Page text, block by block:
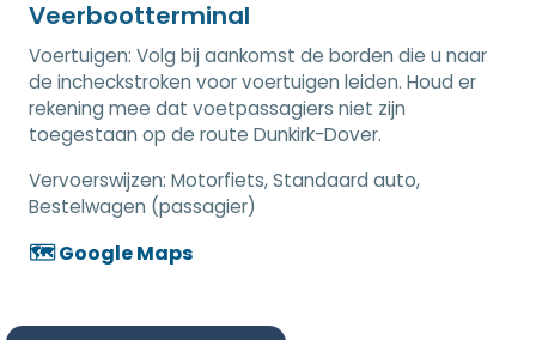
Veerbootterminal
Voertuigen: Volg bij aankomst de borden die u naar
de incheckstroken voor voertuigen leiden. Houd er
rekening mee dat voetpassagiers niet zijn
toegestaan op de route Dunkirk-Dover.
Vervoerswijzen: Motorfiets, Standaard auto,
Bestelwagen (passagier)
🗺️ Google Maps